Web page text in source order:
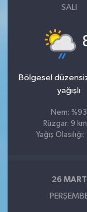
SALI
Bölgesel
yağışlı
Nem: %93
Rüzgar: 9
Yağış
26 MART